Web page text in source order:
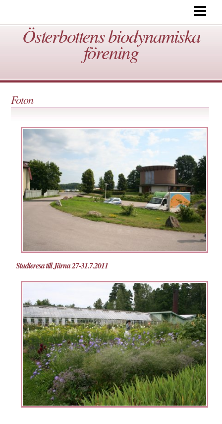
VERKSAMHET
Österbottens biodynamiska
förening
Foton
Studieresa till Järna 27-31.7.2011